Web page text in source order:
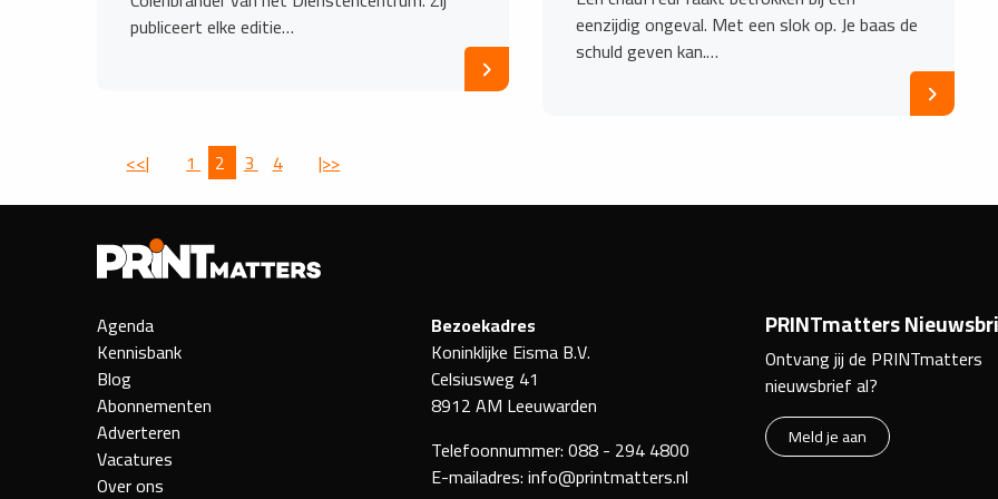
publiceert elke editie…
eenzijdig ongeval. Met een slok op. Je baas de
schuld geven kan.…
<<| 1 2 3 4 |>>
Agenda
Kennisbank
Blog
Abonnementen
Adverteren
Vacatures
Over ons
Bezoekadres
Koninklijke Eisma B.V.
Celsiusweg 41
8912 AM Leeuwarden
Telefoonnummer:088 - 294 4800
E-mailadres:info@printmatters.nl
PRINTmatters
Ontvang jij de PRINTmatters
nieuwsbrief al?
Meld je aan